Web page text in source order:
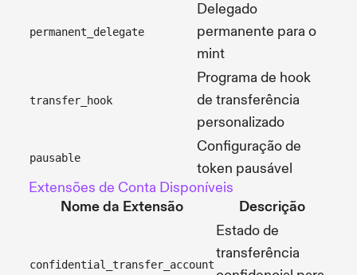
permanent_delegate
Delegado
permanente para o
mint
transfer_hook
Programa de hook
de transferência
personalizado
pausable
Configuração de
token pausável
Extensões de Conta Disponíveis
Nome da Extensão
Descrição
confidential_transfer_account
Estado de
transferência